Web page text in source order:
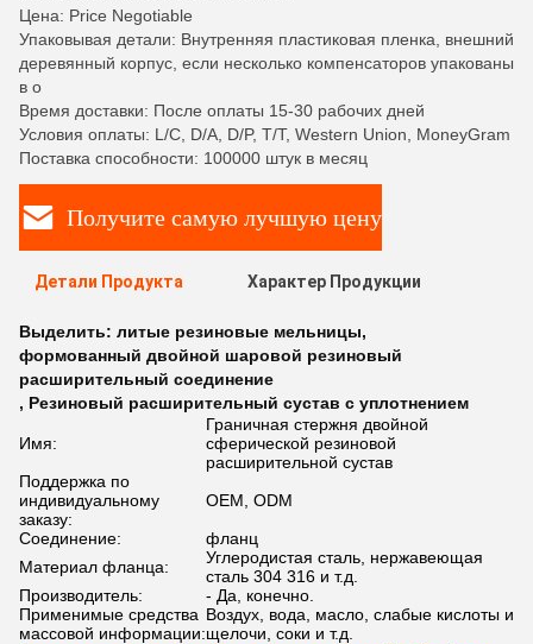
Цена: Price Negotiable
Упаковывая детали: Внутренняя пластиковая пленка, внешний
деревянный корпус, если несколько компенсаторов упакованы
в о
Время доставки: После оплаты 15-30 рабочих дней
Условия оплаты: L/C, D/A, D/P, T/T, Western Union, MoneyGram
Поставка способности: 100000 штук в месяц
Получите самую лучшую цену
Детали Продукта Характер Продукции
Выделить: литые резиновые мельницы,
формованный двойной шаровой резиновый
расширительный соединение
, Резиновый расширительный сустав с уплотнением
Имя:
Граничная стержня двойной
сферической резиновой
расширительной сустав
Поддержка по
индивидуальному
заказу:
OEM, ODM
Соединение:
фланц
Материал фланца:
Углеродистая сталь, нержавеющая
сталь 304 316 и т.д.
Производитель:
- Да, конечно.
Применимые средства
массовой информации:
Воздух, вода, масло, слабые кислоты и
щелочи, соки и т.д.